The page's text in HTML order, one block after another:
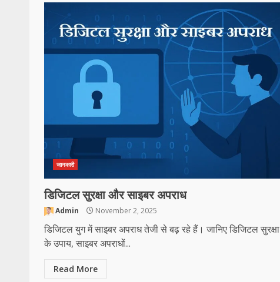
जानकारी
डिजिटल सुरक्षा और साइबर अपराध
Admin November 2, 2025
डिजिटल युग में साइबर अपराध तेजी से बढ़ रहे हैं। जानिए डिजिटल सुरक्षा
के उपाय, साइबर अपराधों...
Read More